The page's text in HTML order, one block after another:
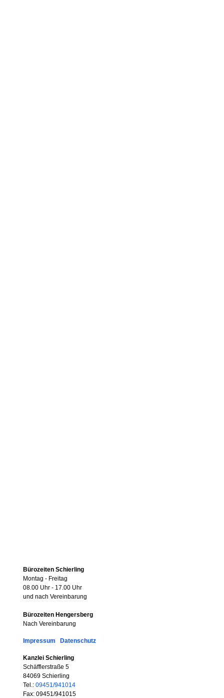
Bürozeiten Schierling
Montag - Freitag
08.00 Uhr - 17.00 Uhr
und nach Vereinbarung
Bürozeiten Hengersberg
Nach Vereinbarung
Impressum Datenschutz
Kanzlei Schierling
Schäfflerstraße 5
84069 Schierling
Tel.:09451/941014
Fax: 09451/941015